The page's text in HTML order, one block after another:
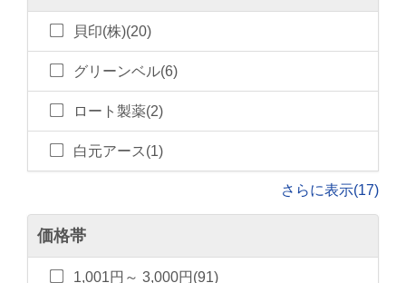
貝印(株)(20)
グリーンベル(6)
ロート製薬(2)
白元アース(1)
さらに表示(17)
価格帯
1,001円～ 3,000円(91)